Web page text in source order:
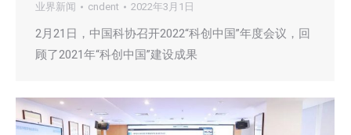
业界新闻 cndent 2022年3月1日
2月21日，中国科协召开2022“科创中国”年度会议，回
顾了2021年“科创中国”建设成果